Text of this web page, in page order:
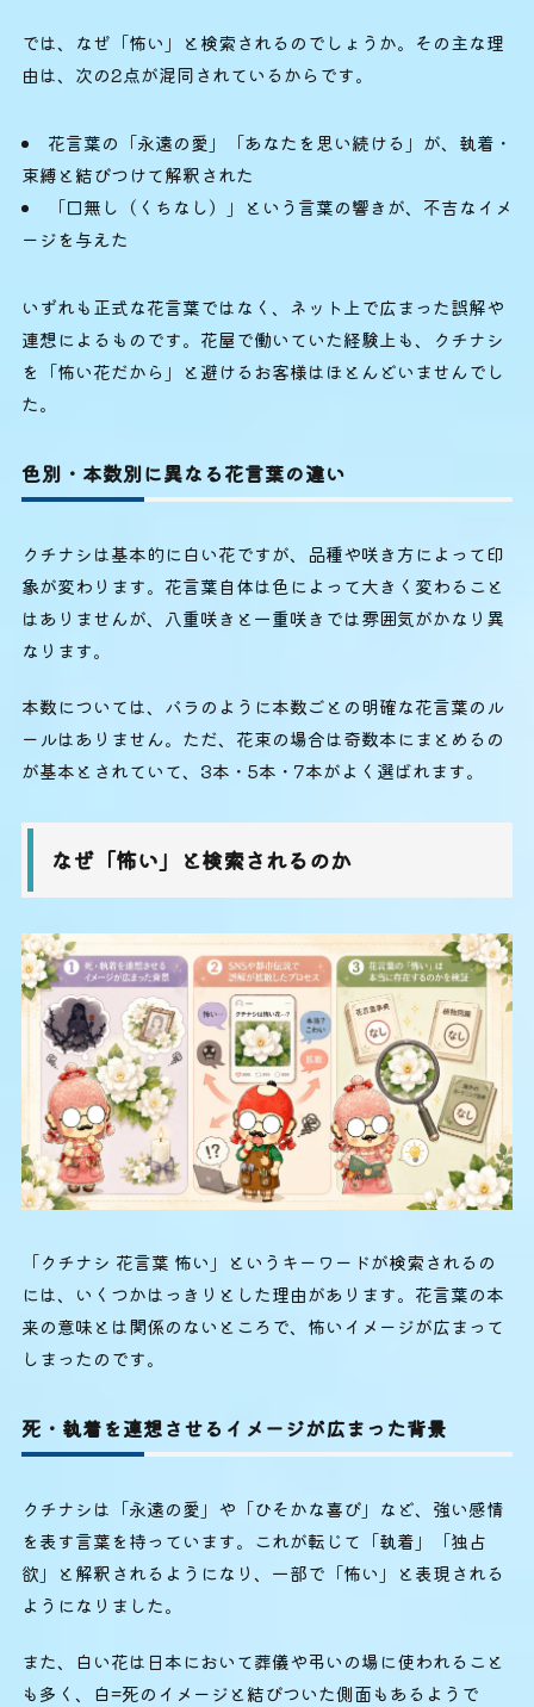
では、なぜ「怖い」と検索されるのでしょうか。その主な理
由は、次の2点が混同されているからです。
花言葉の「永遠の愛」「あなたを思い続ける」が、執着・
束縛と結びつけて解釈された
「口無し（くちなし）」という言葉の響きが、不吉なイメ
ージを与えた
いずれも正式な花言葉ではなく、ネット上で広まった誤解や
連想によるものです。花屋で働いていた経験上も、クチナシ
を「怖い花だから」と避けるお客様はほとんどいませんでし
た。
色別・本数別に異なる花言葉の違い
クチナシは基本的に白い花ですが、品種や咲き方によって印
象が変わります。花言葉自体は色によって大きく変わること
はありませんが、八重咲きと一重咲きでは雰囲気がかなり異
なります。
本数については、バラのように本数ごとの明確な花言葉のル
ールはありません。ただ、花束の場合は奇数本にまとめるの
が基本とされていて、3本・5本・7本がよく選ばれます。
なぜ「怖い」と検索されるのか
「クチナシ 花言葉 怖い」というキーワードが検索されるの
には、いくつかはっきりとした理由があります。花言葉の本
来の意味とは関係のないところで、怖いイメージが広まって
しまったのです。
死・執着を連想させるイメージが広まった背景
クチナシは「永遠の愛」や「ひそかな喜び」など、強い感情
を表す言葉を持っています。これが転じて「執着」「独占
欲」と解釈されるようになり、一部で「怖い」と表現される
ようになりました。
また、白い花は日本において葬儀や弔いの場に使われること
も多く、白=死のイメージと結びついた側面もあるようで